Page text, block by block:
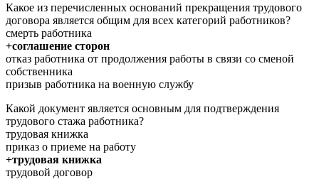
Какое из перечисленных оснований прекращения трудового
договора является общим для всех категорий работников?
смерть работника
+соглашение сторон
отказ работника от продолжения работы в связи со сменой
собственника
призыв работника на военную службу
Какой документ является основным для подтверждения
трудового стажа работника?
трудовая книжка
приказ о приеме на работу
+трудовая книжка
трудовой договор